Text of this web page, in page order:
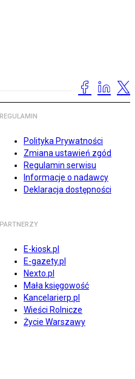
REGULAMIN
Polityka Prywatności
Zmiana ustawień zgód
Regulamin serwisu
Informacje o nadawcy
Deklaracja dostępności
PARTNERZY
E-kiosk.pl
E-gazety.pl
Nexto.pl
Mała księgowość
Kancelarierp.pl
Wieści Rolnicze
Życie Warszawy